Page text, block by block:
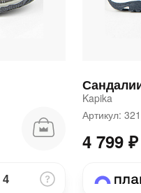
4
Kapika
Артикул:
4 799 ₽